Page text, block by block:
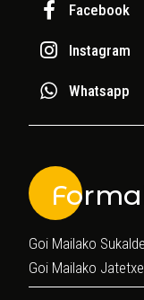
Facebook
Instagram
Whatsapp
Goi Mailako
Goi Mailako